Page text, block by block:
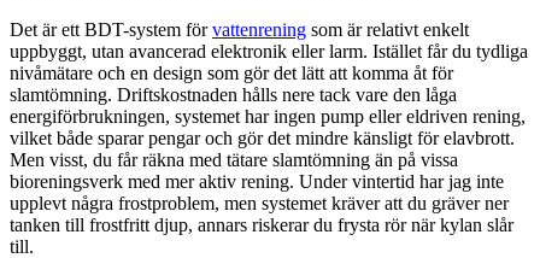
Det är ett BDT-system förvattenrening som är relativt enkelt
uppbyggt, utan avancerad elektronik eller larm. Istället får du tydliga
nivåmätare och en design som gör det lätt att komma åt för
slamtömning. Driftskostnaden hålls nere tack vare den låga
energiförbrukningen, systemet har ingen pump eller eldriven rening,
vilket både sparar pengar och gör det mindre känsligt för elavbrott.
Men visst, du får räkna med tätare slamtömning än på vissa
bioreningsverk med mer aktiv rening. Under vintertid har jag inte
upplevt några frostproblem, men systemet kräver att du gräver ner
tanken till frostfritt djup, annars riskerar du frysta rör när kylan slår
till.